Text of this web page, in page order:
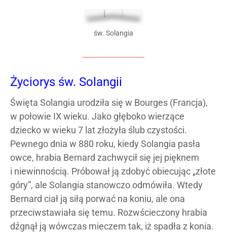
św. Solangia
Życiorys św. Solangii
Święta Solangia urodziła się w Bourges (Francja),
w połowie IX wieku. Jako głęboko wierzące
dziecko w wieku 7 lat złożyła ślub czystości.
Pewnego dnia w 880 roku, kiedy Solangia pasła
owce, hrabia Bernard zachwycił się jej pięknem
i niewinnością. Próbował ją zdobyć obiecując „złote
góry”, ale Solangia stanowczo odmówiła. Wtedy
Bernard ciał ją siłą porwać na koniu, ale ona
przeciwstawiała się temu. Rozwścieczony hrabia
dźgnął ją wówczas mieczem tak, iż spadła z konia.